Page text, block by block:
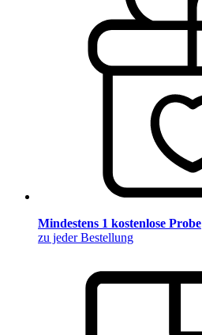
Mindestens 1 kostenlose Probe
zu jeder Bestellung